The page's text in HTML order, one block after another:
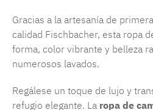
Gracias a la artesanía de
calidad Fischbacher, esta ropa
forma, color vibrante y belleza
numerosos lavados.
Regálese un toque de lujo y
refugio elegante. La ropa de